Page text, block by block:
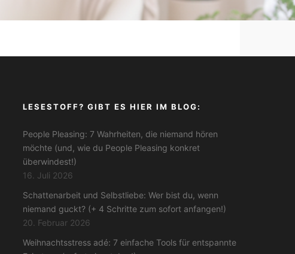
LESESTOFF? GIBT ES HIER IM BLOG:
People Pleasing: 7 Wahrheiten, die niemand hören
möchte (und, wie du People Pleasing konkret
überwindest!)
16. Juli 2026
Schattenarbeit und Selbstliebe: Wer bist du, wenn
niemand guckt? (+ 4 Schritte zum sofort anfangen!)
20. Februar 2026
Weihnachtsstress adé: 7 einfache Tools für entspannte